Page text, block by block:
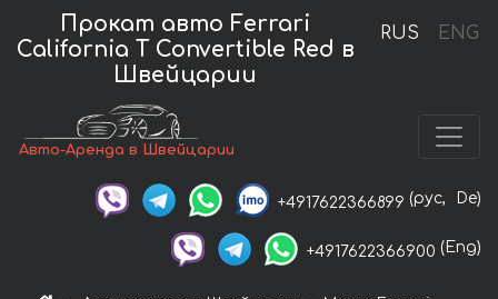
RUS ENG
Прокат авто Ferrari
California T Convertible Red в
Швейцарии
Авто-Аренда в Швейцарии
+4917622366899 (рус, De)
+4917622366900 (Eng)